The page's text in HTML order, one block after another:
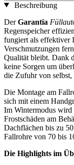
Beschreibung
DerGarantia
Regenspeicher
fungiert als effektiver
Verschmutzungen
Qualität bleibt. Dank
keine Sorgen um
die Zufuhr von selbst,
Die Montage am
sich mit einem
Im Wintermodus wird
Frostschäden am
Dachflächen bis zu
Fallrohre von 70 bis
Die Highlights im